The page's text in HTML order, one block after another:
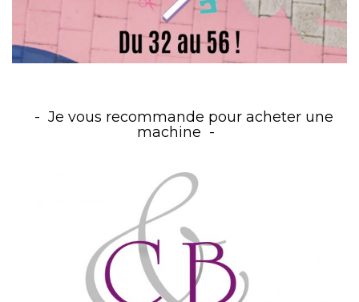
Je vous recommande pour acheter une
machine